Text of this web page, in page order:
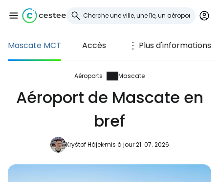
Mascate MCT Accès Plus d'informations
Aéroports Mascate
Aéroport de Mascate en
bref
Kryštof Hájekmis à jour 21. 07. 2026
Se connecter à
Cestee
... la communauté mondiale des voyageurs